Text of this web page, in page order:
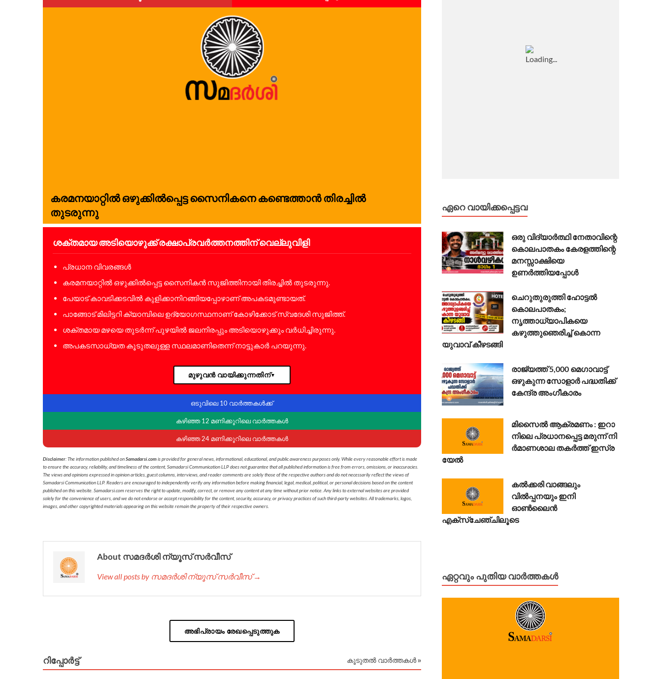
കരമനയാറ്റിൽ ഒഴുക്കിൽപ്പെട്ട സൈനികനെ കണ്ടെത്താൻ തിരച്ചിൽ
തുടരുന്നു
ശക്തമായ അടിയൊഴുക്ക് രക്ഷാപ്രവർത്തനത്തിന് വെല്ലുവിളി
പ്രധാന വിവരങ്ങൾ
കരമനയാറ്റിൽ ഒഴുക്കിൽപ്പെട്ട സൈനികൻ സുജിത്തിനായി തിരച്ചിൽ തുടരുന്നു.
പേയാട് കാവടിക്കടവിൽ കുളിക്കാനിറങ്ങിയപ്പോഴാണ് അപകടമുണ്ടായത്.
പാങ്ങോട് മിലിട്ടറി ക്യാമ്പിലെ ഉദ്യോഗസ്ഥനാണ് കോഴിക്കോട് സ്വദേശി സുജിത്ത്.
ശക്തമായ മഴയെ തുടർന്ന് പുഴയിൽ ജലനിരപ്പും അടിയൊഴുക്കും വർധിച്ചിരുന്നു.
അപകടസാധ്യത കൂടുതലുള്ള സ്ഥലമാണിതെന്ന് നാട്ടുകാർ പറയുന്നു.
മുഴുവൻ വായിക്കുന്നതിന്▼
ഒടുവിലെ 10 വാർത്തകൾക്ക്
കഴിഞ്ഞ 12 മണിക്കൂറിലെ വാർത്തകൾ
കഴിഞ്ഞ 24 മണിക്കൂറിലെ വാർത്തകൾ
Disclaimer: The information published onSamadarsi.comis provided for general news, informational, educational, and public awareness purposes only. While every reasonable effort is made
to ensure the accuracy, reliability, and timeliness of the content, Samadarsi Communication LLP does not guarantee that all published information is free from errors, omissions, or inaccuracies.
The views and opinions expressed in opinion articles, guest columns, interviews, and reader comments are solely those of the respective authors and do not necessarily reflect the views of
Samadarsi Communication LLP. Readers are encouraged to independently verify any information before making financial, legal, medical, political, or personal decisions based on the content
published on this website. Samadarsi.com reserves the right to update, modify, correct, or remove any content at any time without prior notice. Any links to external websites are provided
solely for the convenience of users, and we do not endorse or accept responsibility for the content, security, accuracy, or privacy practices of such third-party websites. All trademarks, logos,
images, and other copyrighted materials appearing on this website remain the property of their respective owners.
About സമദർശി ന്യൂസ് സർവീസ്
View all posts by സമദർശി ന്യൂസ് സർവീസ് →
അഭിപ്രായം രേഖപ്പെടുത്തുക
റിപ്പോര്‍ട്ട് കൂടുതൽ വാർത്തകൾ »
ഏറെ വായിക്കപ്പെട്ടവ
ഒരു വിദ്യാർത്ഥി നേതാവിന്റെ
കൊലപാതകം കേരളത്തിന്റെ
മനസ്സാക്ഷിയെ
ഉണർത്തിയപ്പോൾ
ചെറുതുരുത്തി ഹോട്ടൽ
കൊലപാതകം;
നൃത്താധ്യാപികയെ
കഴുത്തുഞെരിച്ച് കൊന്ന
യുവാവ് കീഴടങ്ങി
രാജ്യത്ത് 5,000 മെഗാവാട്ട്
ഒഴുകുന്ന സോളാർ പദ്ധതിക്ക്
കേന്ദ്ര അംഗീകാരം
മി​സൈ​ൽ ആ​ക്ര​മ​ണം : ഇ​റാ​
നി​ലെ പ്ര​ധാ​ന​പ്പെ​ട്ട മ​രു​ന്ന് നി​
ര്‍​മാ​ണ​ശാ​ല ത​ക​ർ​ത്ത് ഇ​സ്ര​
യേ​ൽ
കൽക്കരി വാങ്ങലും
വിൽപ്പനയും ഇനി
ഓൺലൈൻ
എക്സ്ചേഞ്ചിലൂടെ
ഏറ്റവും പുതിയ വാർത്തകൾ